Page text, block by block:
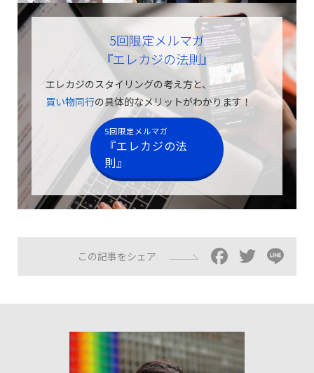
5回限定メルマガ
『エレカジの法則』
エレカジのスタイリングの考え方と、
買い物同行の具体的なメリットがわかります！
5回限定メルマガ
『エレカジの法
則』
この記事をシェア